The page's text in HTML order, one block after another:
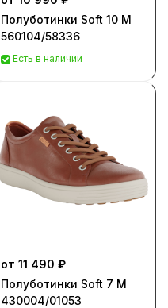
Полуботинки Soft 10 M
560104/58336
Есть в наличии
от 11 490 ₽
Полуботинки Soft 7 M
430004/01053